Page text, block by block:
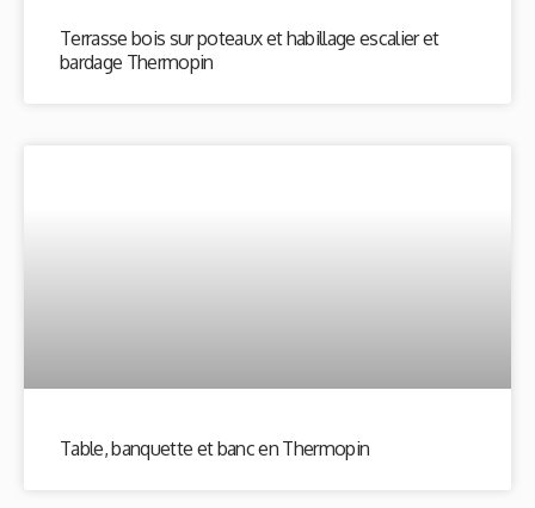
Terrasse bois sur poteaux et habillage escalier et
bardage Thermopin
Table, banquette et banc en Thermopin